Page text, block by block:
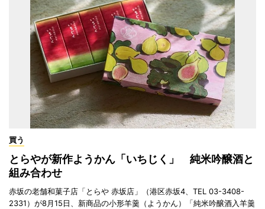
買う
とらやが新作ようかん「いちじく」 純米吟醸酒と
組み合わせ
赤坂の老舗和菓子店「とらや 赤坂店」（港区赤坂4、TEL 03-3408-
2331）が8月15日、新商品の小形羊羹（ようかん）「純米吟醸酒入羊羹